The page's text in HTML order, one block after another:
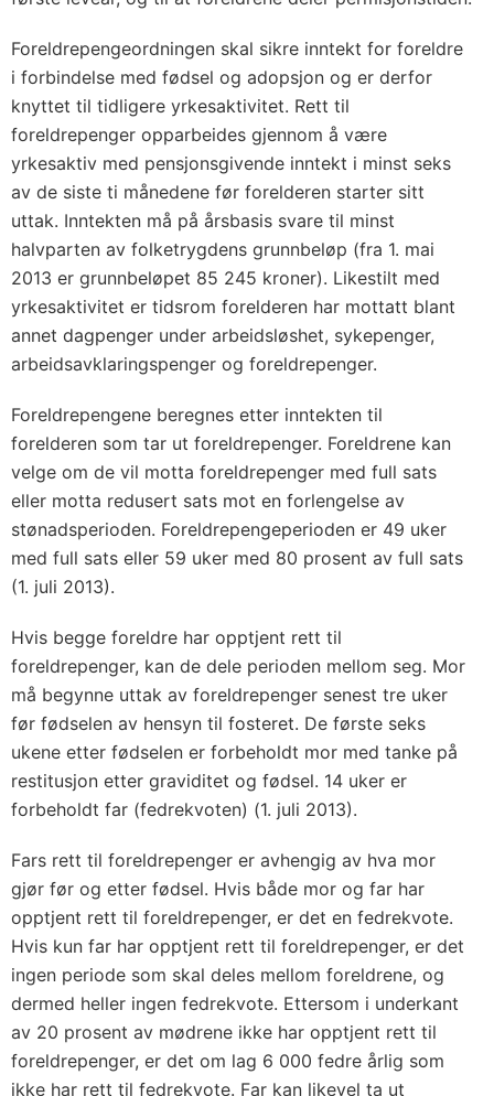
Foreldrepengeordningen skal sikre inntekt for foreldre
i forbindelse med fødsel og adopsjon og er derfor
knyttet til tidligere yrkesaktivitet. Rett til
foreldrepenger opparbeides gjennom å være
yrkesaktiv med pensjonsgivende inntekt i minst seks
av de siste ti månedene før forelderen starter sitt
uttak. Inntekten må på årsbasis svare til minst
halvparten av folketrygdens grunnbeløp (fra 1. mai
2013 er grunnbeløpet 85 245 kroner). Likestilt med
yrkesaktivitet er tidsrom forelderen har mottatt blant
annet dagpenger under arbeidsløshet, sykepenger,
arbeidsavklaringspenger og foreldrepenger.
Foreldrepengene beregnes etter inntekten til
forelderen som tar ut foreldrepenger. Foreldrene kan
velge om de vil motta foreldrepenger med full sats
eller motta redusert sats mot en forlengelse av
stønadsperioden. Foreldrepengeperioden er 49 uker
med full sats eller 59 uker med 80 prosent av full sats
(1. juli 2013).
Hvis begge foreldre har opptjent rett til
foreldrepenger, kan de dele perioden mellom seg. Mor
må begynne uttak av foreldrepenger senest tre uker
før fødselen av hensyn til fosteret. De første seks
ukene etter fødselen er forbeholdt mor med tanke på
restitusjon etter graviditet og fødsel. 14 uker er
forbeholdt far (fedrekvoten) (1. juli 2013).
Fars rett til foreldrepenger er avhengig av hva mor
gjør før og etter fødsel. Hvis både mor og far har
opptjent rett til foreldrepenger, er det en fedrekvote.
Hvis kun far har opptjent rett til foreldrepenger, er det
ingen periode som skal deles mellom foreldrene, og
dermed heller ingen fedrekvote. Ettersom i underkant
av 20 prosent av mødrene ikke har opptjent rett til
foreldrepenger, er det om lag 6 000 fedre årlig som
ikke har rett til fedrekvote. Far kan likevel ta ut